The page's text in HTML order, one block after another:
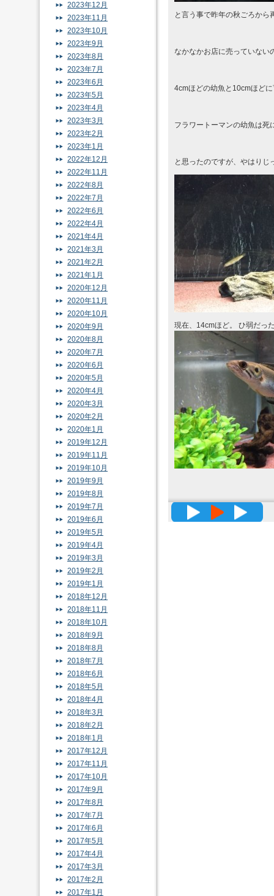
と言う事で昨年の秋ごろから
なかなかお店に売っていない
4cmほどの幼魚と10cmほど
フラワートーマンの幼魚は死
と思ったのですが、やはり
現在、14cmほど。 ひ弱だっ
高精度メ
2023年12月
2023年11月
2023年10月
2023年9月
2023年8月
2023年7月
2023年6月
2023年5月
2023年4月
2023年3月
2023年2月
2023年1月
2022年12月
2022年11月
2022年8月
2022年7月
2022年6月
2022年4月
2021年4月
2021年3月
2021年2月
2021年1月
2020年12月
2020年11月
2020年10月
2020年9月
2020年8月
2020年7月
2020年6月
2020年5月
2020年4月
2020年3月
2020年2月
2020年1月
2019年12月
2019年11月
2019年10月
2019年9月
2019年8月
2019年7月
2019年6月
2019年5月
2019年4月
2019年3月
2019年2月
2019年1月
2018年12月
2018年11月
2018年10月
2018年9月
2018年8月
2018年7月
2018年6月
2018年5月
2018年4月
2018年3月
2018年2月
2018年1月
2017年12月
2017年11月
2017年10月
2017年9月
2017年8月
2017年7月
2017年6月
2017年5月
2017年4月
2017年3月
2017年2月
2017年1月